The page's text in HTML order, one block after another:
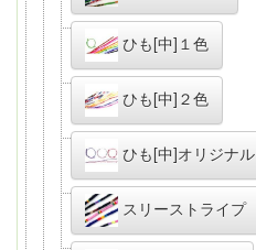
ひも[中]１色
ひも[中]２色
ひも[中]オリジナル
スリーストライプ